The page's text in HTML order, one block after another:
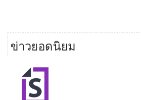
ข่าวยอดนิยม